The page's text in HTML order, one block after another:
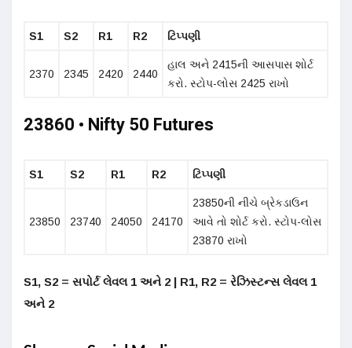
S1 S2 R1 R2 ટિપ્પણી
2370 2345 2420 2440
હાલ અને 2415ની આસપાસ શોર્ટ
કરો. સ્ટોપ-લોસ 2425 રાખો
23860 • Nifty 50 Futures
S1 S2 R1 R2 ટિપ્પણી
23850 23740 24050 24170
23850ની નીચે બ્રેકડાઉન
આવે તો શોર્ટ કરો. સ્ટોપ-લોસ
23870 રાખો
S1, S2 = સપોર્ટ લેવલ 1 અને 2 | R1, R2 = રેઝિસ્ટન્સ લેવલ 1
અને 2